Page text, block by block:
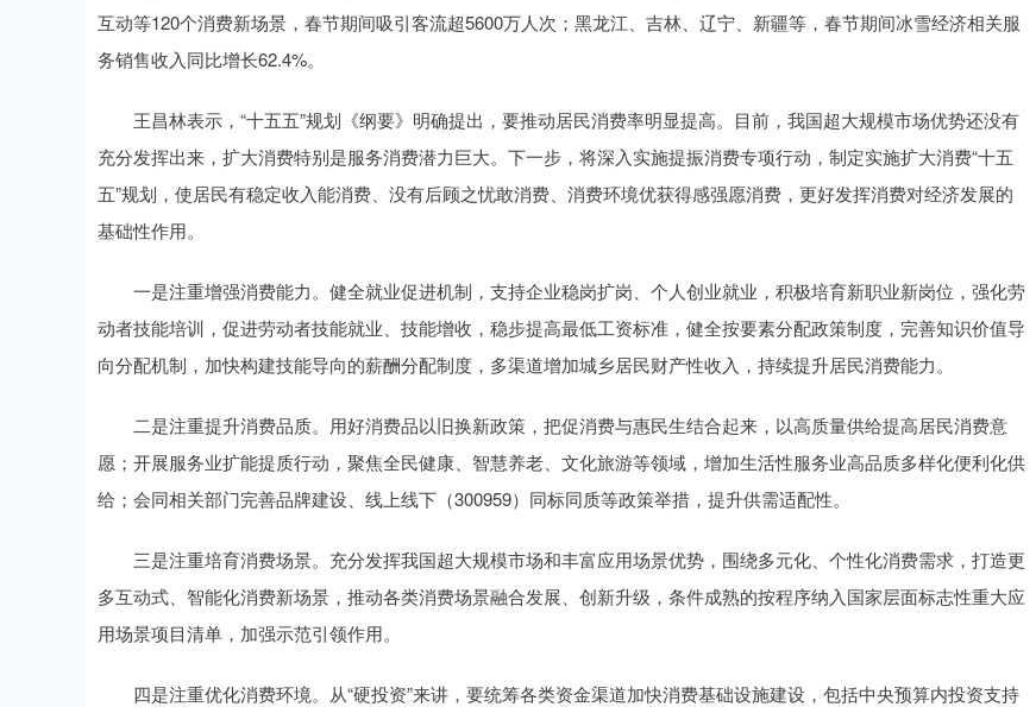
互动等120个消费新场景，春节期间吸引客流超5600万人次；黑龙江、吉林、辽宁、新疆等，春节期间冰雪经济相关服
务销售收入同比增长62.4%。
王昌林表示，“十五五”规划《纲要》明确提出，要推动居民消费率明显提高。目前，我国超大规模市场优势还没有
充分发挥出来，扩大消费特别是服务消费潜力巨大。下一步，将深入实施提振消费专项行动，制定实施扩大消费“十五
五”规划，使居民有稳定收入能消费、没有后顾之忧敢消费、消费环境优获得感强愿消费，更好发挥消费对经济发展的
基础性作用。
一是注重增强消费能力。健全就业促进机制，支持企业稳岗扩岗、个人创业就业，积极培育新职业新岗位，强化劳
动者技能培训，促进劳动者技能就业、技能增收，稳步提高最低工资标准，健全按要素分配政策制度，完善知识价值导
向分配机制，加快构建技能导向的薪酬分配制度，多渠道增加城乡居民财产性收入，持续提升居民消费能力。
二是注重提升消费品质。用好消费品以旧换新政策，把促消费与惠民生结合起来，以高质量供给提高居民消费意
愿；开展服务业扩能提质行动，聚焦全民健康、智慧养老、文化旅游等领域，增加生活性服务业高品质多样化便利化供
给；会同相关部门完善品牌建设、线上线下（300959）同标同质等政策举措，提升供需适配性。
三是注重培育消费场景。充分发挥我国超大规模市场和丰富应用场景优势，围绕多元化、个性化消费需求，打造更
多互动式、智能化消费新场景，推动各类消费场景融合发展、创新升级，条件成熟的按程序纳入国家层面标志性重大应
用场景项目清单，加强示范引领作用。
四是注重优化消费环境。从“硬投资”来讲，要统筹各类资金渠道加快消费基础设施建设，包括中央预算内投资支持